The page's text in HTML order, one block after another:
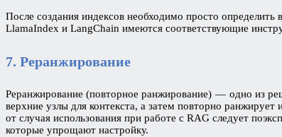
После создания индексов необходимо просто определить
LlamaIndex и LangChain имеются соответствующие
7. Реранжирование
Реранжирование (повторное ранжирование) — одно из
верхние узлы для контекста, а затем повторно ранжирует
от случая использования при работе с RAG следует
которые упрощают настройку.